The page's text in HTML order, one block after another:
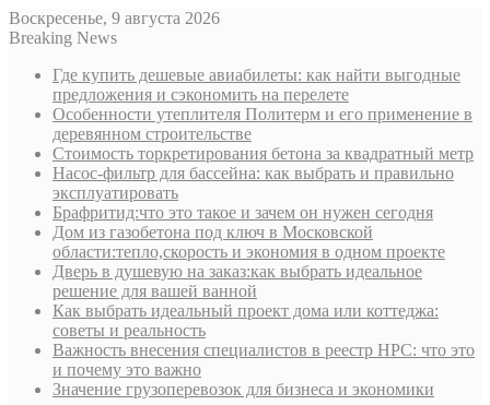
Воскресенье, 9 августа 2026
Breaking News
Где купить дешевые авиабилеты: как найти выгодные
предложения и сэкономить на перелете
Особенности утеплителя Политерм и его применение в
деревянном строительстве
Стоимость торкретирования бетона за квадратный метр
Насос-фильтр для бассейна: как выбрать и правильно
эксплуатировать
Брафритид:что это такое и зачем он нужен сегодня
Дом из газобетона под ключ в Московской
области:тепло,скорость и экономия в одном проекте
Дверь в душевую на заказ:как выбрать идеальное
решение для вашей ванной
Как выбрать идеальный проект дома или коттеджа:
советы и реальность
Важность внесения специалистов в реестр НРС: что это
и почему это важно
Значение грузоперевозок для бизнеса и экономики